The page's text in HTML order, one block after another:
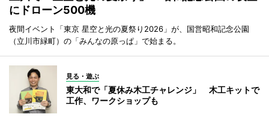
にドローン500機
夜間イベント「東京 星空と光の夏祭り2026」が、国営昭和記念公園
（立川市緑町）の「みんなの原っぱ」で始まる。
見る・遊ぶ
東大和で「夏休み木工チャレンジ」 木工キットで
工作、ワークショップも